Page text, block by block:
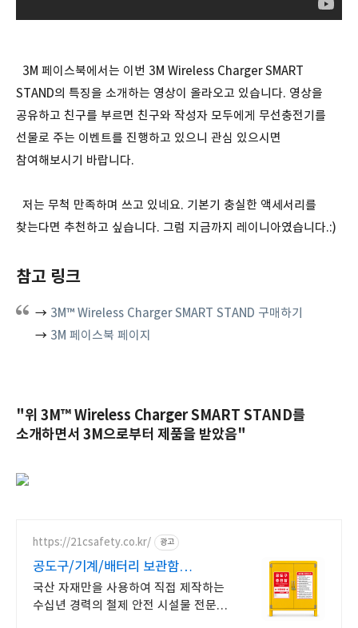
3M 페이스북에서는 이번 3M Wireless Charger SMART
STAND의 특징을 소개하는 영상이 올라오고 있습니다. 영상을
공유하고 친구를 부르면 친구와 작성자 모두에게 무선충전기를
선물로 주는 이벤트를 진행하고 있으니 관심 있으시면
참여해보시기 바랍니다.
저는 무척 만족하며 쓰고 있네요. 기본기 충실한 액세서리를
찾는다면 추천하고 싶습니다. 그럼 지금까지 레이니아였습니다.:)
참고 링크
→ 3M™ Wireless Charger SMART STAND 구매하기
→ 3M 페이스북 페이지
"위 3M™ Wireless Charger SMART STAND를
소개하면서 3M으로부터 제품을 받았음"
https://21csafety.co.kr/ 광고
공도구/기계/배터리 보관함
(주)21세기안전산업
국산 자재만을 사용하여 직접 제작하는
수십년 경력의 철제 안전 시설물 전문